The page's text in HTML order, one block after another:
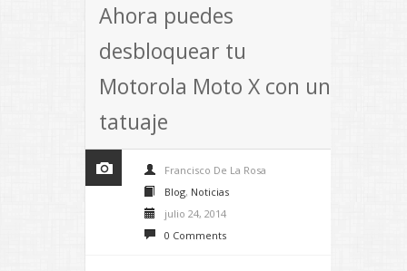
Ahora puedes
desbloquear tu
Motorola Moto X con un
tatuaje
Francisco De La Rosa
Blog, Noticias
julio 24, 2014
0 Comments